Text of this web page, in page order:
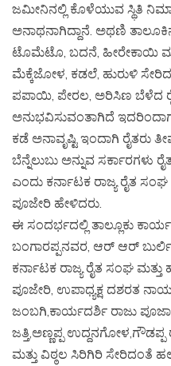
ಜಮೀನಿನಲ್ಲಿ ಕೊಳೆಯುವ ಸ್ಥಿತಿ
ಅನಾಥನಾಗಿದ್ದಾನೆ. ಅಥಣಿ
ಟೊಮೆಟೊ, ಬದನೆ, ಹೀರೇಕಾಯಿ
ಮೆಕ್ಕೆಜೋಳ, ಕಡಲೆ, ಹುರುಳಿ
ಪಪಾಯಿ, ಪೇರಲ, ಅರಿಸಿಣ ಬೆಳೆದ
ಅನುಭವಿಸುವಂತಾಗಿದೆ
ಕಡೆ ಅನಾವೃಷ್ಟಿ ಇಂದಾಗಿ ರೈತರು
ಬೆನ್ನೆಲುಬು ಅನ್ನುವ ಸರ್ಕಾರಗಳು
ಎಂದು ಕರ್ನಾಟಕ ರಾಜ್ಯ ರೈತ
ಪೂಜೇರಿ ಹೇಳಿದರು.
ಈ ಸಂದರ್ಭದಲ್ಲಿ ತಾಲ್ಲೂಕು
ಬಂಗಾರಪ್ಪನವರ, ಆರ್ ಆರ್
ಕರ್ನಾಟಕ ರಾಜ್ಯ ರೈತ ಸಂಘ ಮತ್ತು
ಪೂಜೇರಿ, ಉಪಾಧ್ಯಕ್ಷ ದಶರತ
ಜಂಬಗಿ,ಕಾರ್ಯದರ್ಶಿ ರಾಜು
ಜತ್ತಿ,ಅಣ್ಣಪ್ಪ
ಮತ್ತು ವಿಠ್ಠಲ ಸಿರಿಗಿರಿ ಸೇರಿದಂತೆ